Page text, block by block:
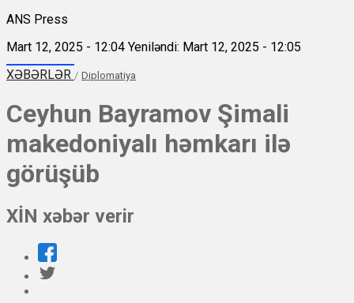
ANS Press
Mart 12, 2025 - 12:04 Yeniləndi: Mart 12, 2025 - 12:05
XƏBƏRLƏR / Diplomatiya
Ceyhun Bayramov Şimali
makedoniyalı həmkarı ilə
görüşüb
XİN xəbər verir